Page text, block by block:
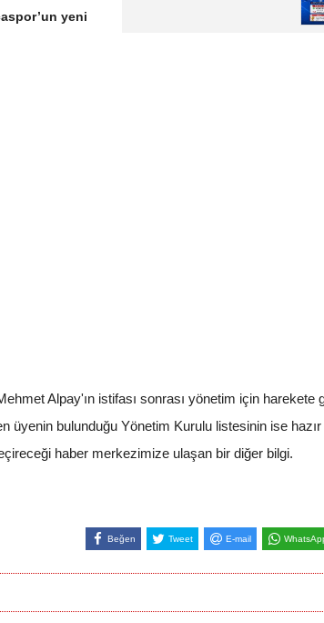
yeni
Alpay'ın istifası sonrası yönetim için harekete
üyenin bulunduğu Yönetim Kurulu listesinin ise
haber merkezimize ulaşan bir diğer bilgi.
Beğen Tweet E-mail